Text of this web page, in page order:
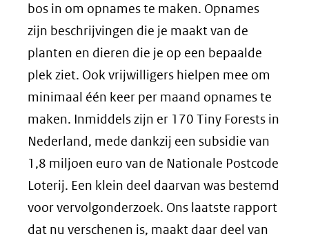
bos in om opnames te maken. Opnames
zijn beschrijvingen die je maakt van de
planten en dieren die je op een bepaalde
plek ziet. Ook vrijwilligers hielpen mee om
minimaal één keer per maand opnames te
maken. Inmiddels zijn er 170 Tiny Forests in
Nederland, mede dankzij een subsidie van
1,8 miljoen euro van de Nationale Postcode
Loterij. Een klein deel daarvan was bestemd
voor vervolgonderzoek. Ons laatste rapport
dat nu verschenen is, maakt daar deel van